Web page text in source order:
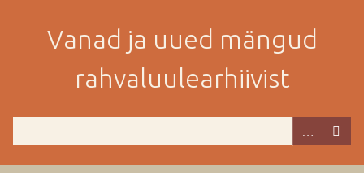
i
Vanad ja uued mängud
rahvaluulearhiivist